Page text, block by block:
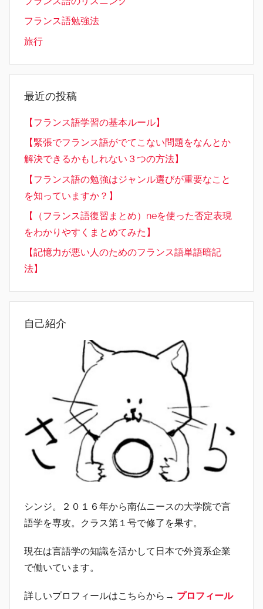
フランス語勉強法
旅行
最近の投稿
【フランス語学習の基本ルール】
【緊張でフランス語がでてこない問題をなんとか
解決できるかもしれない３つの方法】
【フランス語の勉強はジャンル選びが重要なこと
を知っていますか？】
【（フランス語復習まとめ）neを使った否定表現
をわかりやすくまとめてみた】
【記憶力が悪い人のためのフランス語単語暗記
法】
自己紹介
シンジ。２０１６年から南仏ニースの大学院で言
語学を専攻。クラス第１号で修了を果す。
現在は言語学の知識を活かして日本で外資系企業
で働いています。
詳しいプロフィールはこちらから→ プロフィール